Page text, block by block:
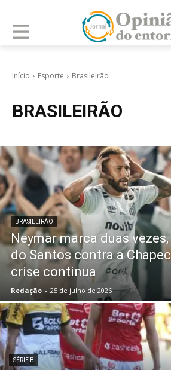
Início Esporte Brasileirão
BRASILEIRÃO
BRASILEIRÃO
Neymar marca duas
do Santos contra a
crise continua
Redação - 25 de julho de 2026
SÉRIE B